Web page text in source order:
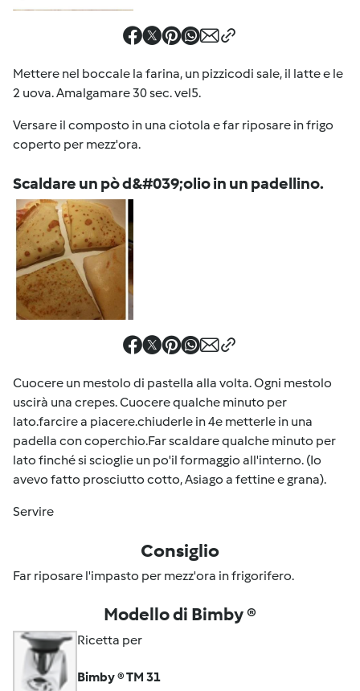
Mettere nel boccale la farina, un pizzicodi sale, il latte e le
2 uova. Amalgamare 30 sec. vel5.
Versare il composto in una ciotola e far riposare in frigo
coperto per mezz'ora.
Scaldare un pò d&#039;olio in un padellino.
Cuocere un mestolo di pastella alla volta. Ogni mestolo
uscirà una crepes. Cuocere qualche minuto per
lato.farcire a piacere.chiuderle in 4e metterle in una
padella con coperchio.Far scaldare qualche minuto per
lato finché si scioglie un po'il formaggio all'interno. (Io
avevo fatto prosciutto cotto, Asiago a fettine e grana).
Servire
Consiglio
Far riposare l'impasto per mezz'ora in frigorifero.
Modello di Bimby ®
Ricetta per
Bimby ® TM 31